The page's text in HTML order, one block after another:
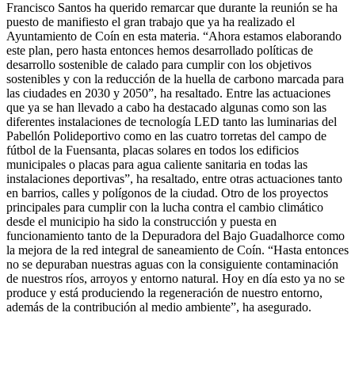
Francisco Santos ha querido remarcar que durante la reunión se ha
puesto de manifiesto el gran trabajo que ya ha realizado el
Ayuntamiento de Coín en esta materia. “Ahora estamos elaborando
este plan, pero hasta entonces hemos desarrollado políticas de
desarrollo sostenible de calado para cumplir con los objetivos
sostenibles y con la reducción de la huella de carbono marcada para
las ciudades en 2030 y 2050”, ha resaltado. Entre las actuaciones
que ya se han llevado a cabo ha destacado algunas como son las
diferentes instalaciones de tecnología LED tanto las luminarias del
Pabellón Polideportivo como en las cuatro torretas del campo de
fútbol de la Fuensanta, placas solares en todos los edificios
municipales o placas para agua caliente sanitaria en todas las
instalaciones deportivas”, ha resaltado, entre otras actuaciones tanto
en barrios, calles y polígonos de la ciudad. Otro de los proyectos
principales para cumplir con la lucha contra el cambio climático
desde el municipio ha sido la construcción y puesta en
funcionamiento tanto de la Depuradora del Bajo Guadalhorce como
la mejora de la red integral de saneamiento de Coín. “Hasta entonces
no se depuraban nuestras aguas con la consiguiente contaminación
de nuestros ríos, arroyos y entorno natural. Hoy en día esto ya no se
produce y está produciendo la regeneración de nuestro entorno,
además de la contribución al medio ambiente”, ha asegurado.